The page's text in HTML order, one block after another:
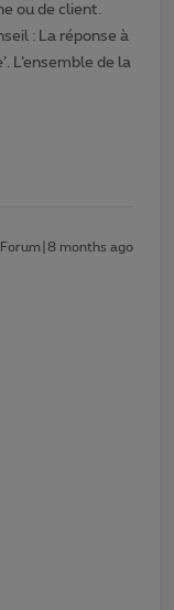
ou de client.
: La réponse à
L’ensemble de la
months ago